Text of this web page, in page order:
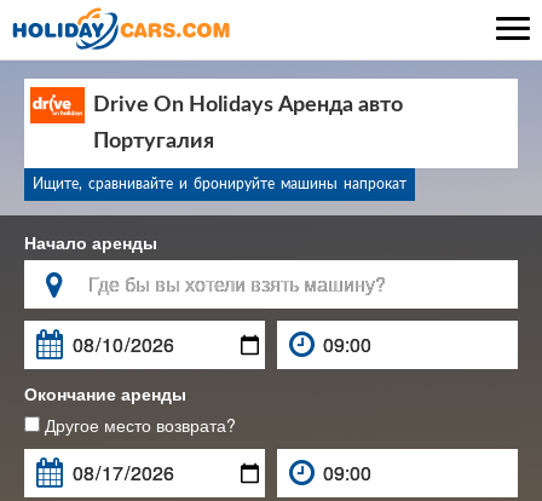
Drive On Holidays Аренда авто
Португалия
Ищите, сравнивайте и бронируйте машины напрокат
Начало аренды


Окончание аренды
Другое место возврата?